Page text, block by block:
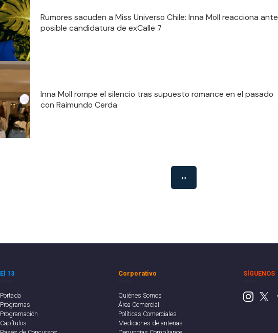
Rumores sacuden a Miss Universo Chile: Inna Moll reacciona ante
posible candidatura de exCalle 7
Inna Moll rompe el silencio tras supuesto romance en el pasado
con Raimundo Cerda
››
El 13
Portada
Programas
Programación
Capítulos
Corporativo
Quiénes Somos
Área Comercial
Políticas Comerciales
Mediciones de antenas
SÍGUENOS